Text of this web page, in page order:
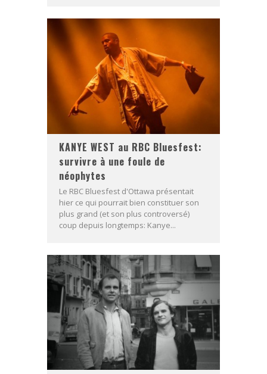
KANYE WEST au RBC Bluesfest:
survivre à une foule de
néophytes
Le RBC Bluesfest d'Ottawa présentait
hier ce qui pourrait bien constituer son
plus grand (et son plus controversé)
coup depuis longtemps: Kanye...